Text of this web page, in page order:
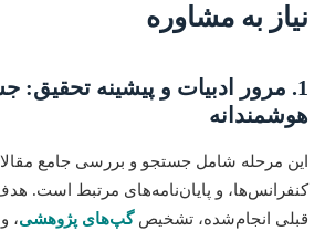
نیاز به مشاوره
1. مرور ادبیات و پیشینه
هوشمندانه
این مرحله شامل جستجو و بررسی جامع
کنفرانس‌ها، و پایان‌نامه‌های مرتبط است.
قبلی انجام‌شده، تشخیصگپ‌های پژوهشی،